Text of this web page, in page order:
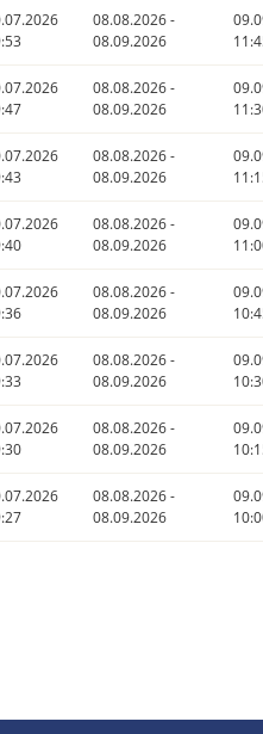
08.08.2026 -
08.09.2026
08.08.2026 -
08.09.2026
08.08.2026 -
08.09.2026
08.08.2026 -
08.09.2026
08.08.2026 -
08.09.2026
08.08.2026 -
08.09.2026
08.08.2026 -
08.09.2026
08.08.2026 -
08.09.2026